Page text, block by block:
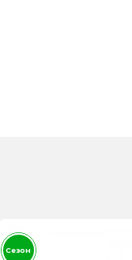
Сезон